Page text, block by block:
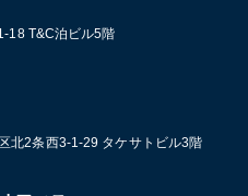
18 T&C泊ビル5階
北2条西3-1-29 タケサトビル3階